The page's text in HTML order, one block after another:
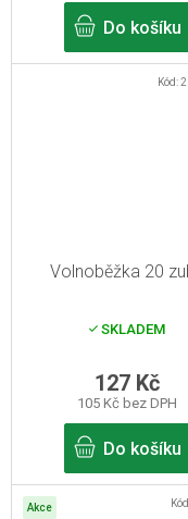
Do košíku
Volnoběžka 20
SKLADEM
105 Kč bez DPH
127 Kč
Do košíku
Kód:
Akce